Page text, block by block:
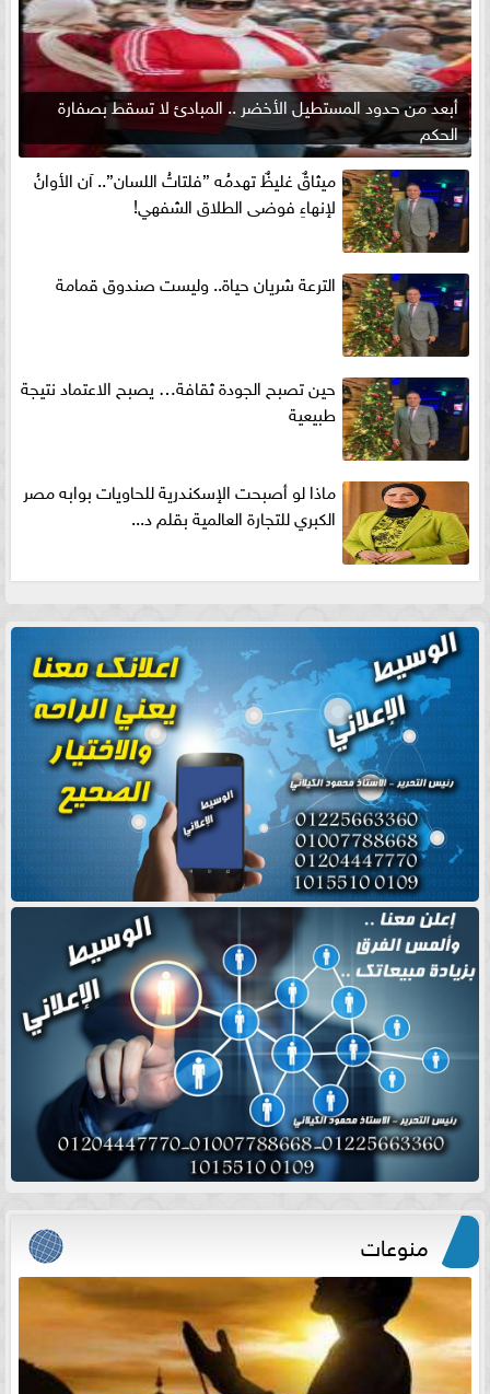
أبعد من حدود المستطيل الأخضر .. المبادئ لا تسقط بصفارة
الحكم
ميثاقٌ غليظٌ تهدمُه ”فلتاتُ اللسان”.. آن الأوانُ
لإنهاءِ فوضى الطلاق الشفهي!
الترعة شريان حياة.. وليست صندوق قمامة
حين تصبح الجودة ثقافة… يصبح الاعتماد نتيجة
طبيعية
ماذا لو أصبحت الإسكندرية للحاويات بوابه مصر
الكبري للتجارة العالمية بقلم د...
منوعات